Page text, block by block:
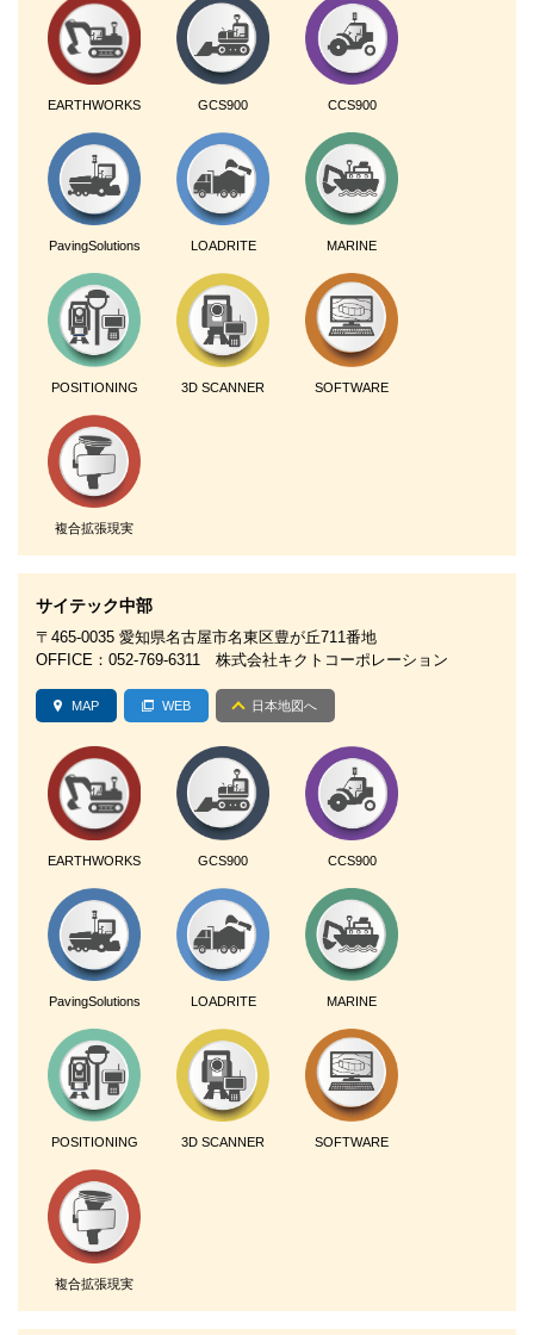
EARTHWORKS GCS900 CCS900
PavingSolutions LOADRITE MARINE
POSITIONING 3D SCANNER SOFTWARE
複合拡張現実
サイテック中部
〒465-0035 愛知県名古屋市名東区豊が丘711番地
OFFICE：052-769-6311 株式会社キクトコーポレーション
MAP WEB 日本地図へ
EARTHWORKS GCS900 CCS900
PavingSolutions LOADRITE MARINE
POSITIONING 3D SCANNER SOFTWARE
複合拡張現実